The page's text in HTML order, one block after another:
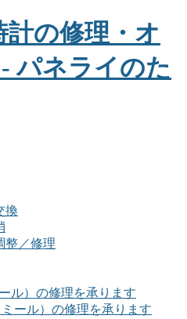
換
整／修理
ル）の修理を承ります
ール）の修理を承ります